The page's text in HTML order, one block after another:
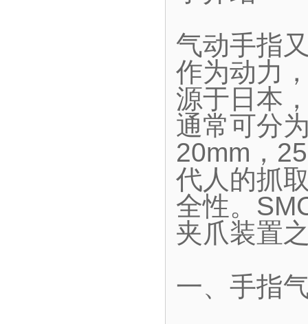
气动手指
作为动力
源于日本
通常可分
20mm，
代人的抓
全性。
夹爪装置
一、手指